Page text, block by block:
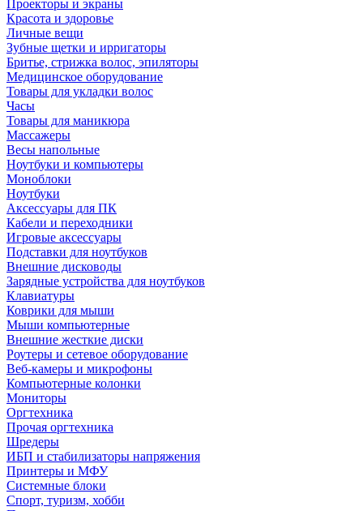
Проекторы и экраны
Красота и здоровье
Личные вещи
Зубные щетки и ирригаторы
Бритье, стрижка волос, эпиляторы
Медицинское оборудование
Товары для укладки волос
Часы
Товары для маникюра
Массажеры
Весы напольные
Ноутбуки и компьютеры
Моноблоки
Ноутбуки
Аксессуары для ПК
Кабели и переходники
Игровые аксессуары
Подставки для ноутбуков
Внешние дисководы
Зарядные устройства для ноутбуков
Клавиатуры
Коврики для мыши
Мыши компьютерные
Внешние жесткие диски
Роутеры и сетевое оборудование
Веб-камеры и микрофоны
Компьютерные колонки
Мониторы
Оргтехника
Прочая оргтехника
Шредеры
ИБП и стабилизаторы напряжения
Принтеры и МФУ
Системные блоки
Спорт, туризм, хобби